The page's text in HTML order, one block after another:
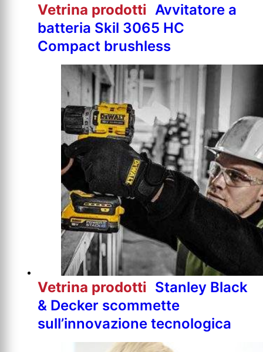
Vetrina prodotti Avvitatore a
batteria Skil 3065 HC
Compact brushless
Vetrina prodotti Stanley Black
& Decker scommette
sull’innovazione tecnologica